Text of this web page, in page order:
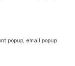
popup, email popup